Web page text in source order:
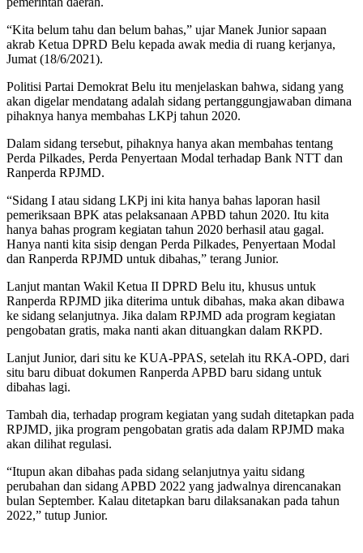
“Kita belum tahu dan belum bahas,” ujar Manek Junior sapaan
akrab Ketua DPRD Belu kepada awak media di ruang kerjanya,
Jumat (18/6/2021).
Politisi Partai Demokrat Belu itu menjelaskan bahwa, sidang yang
akan digelar mendatang adalah sidang pertanggungjawaban dimana
pihaknya hanya membahas LKPj tahun 2020.
Dalam sidang tersebut, pihaknya hanya akan membahas tentang
Perda Pilkades, Perda Penyertaan Modal terhadap Bank NTT dan
Ranperda RPJMD.
“Sidang I atau sidang LKPj ini kita hanya bahas laporan hasil
pemeriksaan BPK atas pelaksanaan APBD tahun 2020. Itu kita
hanya bahas program kegiatan tahun 2020 berhasil atau gagal.
Hanya nanti kita sisip dengan Perda Pilkades, Penyertaan Modal
dan Ranperda RPJMD untuk dibahas,” terang Junior.
Lanjut mantan Wakil Ketua II DPRD Belu itu, khusus untuk
Ranperda RPJMD jika diterima untuk dibahas, maka akan dibawa
ke sidang selanjutnya. Jika dalam RPJMD ada program kegiatan
pengobatan gratis, maka nanti akan dituangkan dalam RKPD.
Lanjut Junior, dari situ ke KUA-PPAS, setelah itu RKA-OPD, dari
situ baru dibuat dokumen Ranperda APBD baru sidang untuk
dibahas lagi.
Tambah dia, terhadap program kegiatan yang sudah ditetapkan pada
RPJMD, jika program pengobatan gratis ada dalam RPJMD maka
akan dilihat regulasi.
“Itupun akan dibahas pada sidang selanjutnya yaitu sidang
perubahan dan sidang APBD 2022 yang jadwalnya direncanakan
bulan September. Kalau ditetapkan baru dilaksanakan pada tahun
2022,” tutup Junior.